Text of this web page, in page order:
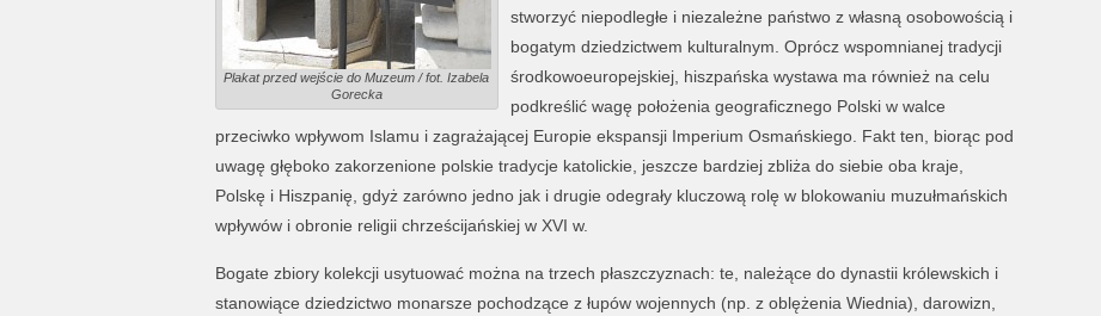
Plakat przed wejście do Muzeum / fot. Izabela
Gorecka
stworzyć niepodległe i niezależne państwo z własną osobowością i
bogatym dziedzictwem kulturalnym. Oprócz wspomnianej tradycji
środkowoeuropejskiej, hiszpańska wystawa ma również na celu
podkreślić wagę położenia geograficznego Polski w walce
przeciwko wpływom Islamu i zagrażającej Europie ekspansji Imperium Osmańskiego. Fakt ten, biorąc pod
uwagę głęboko zakorzenione polskie tradycje katolickie, jeszcze bardziej zbliża do siebie oba kraje,
Polskę i Hiszpanię, gdyż zarówno jedno jak i drugie odegrały kluczową rolę w blokowaniu muzułmańskich
wpływów i obronie religii chrześcijańskiej w XVI w.
Bogate zbiory kolekcji usytuować można na trzech płaszczyznach: te, należące do dynastii królewskich i
stanowiące dziedzictwo monarsze pochodzące z łupów wojennych (np. z oblężenia Wiednia), darowizn,